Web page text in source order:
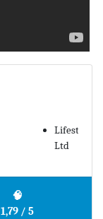
Lifestyle
Ltd
🧠
1,79 / 5